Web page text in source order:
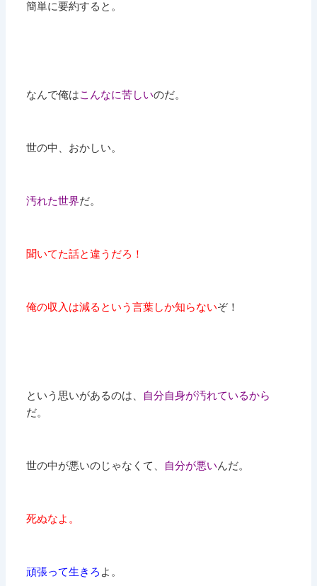
簡単に要約すると。
なんで俺はこんなに苦しいのだ。
世の中、おかしい。
汚れた世界だ。
聞いてた話と違うだろ！
俺の収入は減るという言葉しか知らないぞ！
という思いがあるのは、 自分自身が汚れているから
だ。
世の中が悪いのじゃなくて、 自分が悪いんだ。
死ぬなよ。
頑張って生きろ よ。